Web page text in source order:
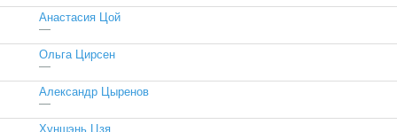
Анастасия Цой
—
Ольга Цирсен
—
Александр Цыренов
—
Хуншэнь Цзя